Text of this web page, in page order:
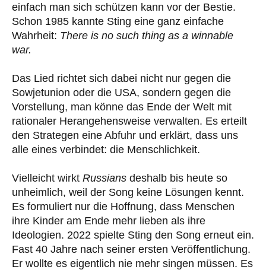
einfach man sich schützen kann vor der Bestie.
Schon 1985 kannte Sting eine ganz einfache
Wahrheit: There is no such thing as a winnable
war.
Das Lied richtet sich dabei nicht nur gegen die
Sowjetunion oder die USA, sondern gegen die
Vorstellung, man könne das Ende der Welt mit
rationaler Herangehensweise verwalten. Es erteilt
den Strategen eine Abfuhr und erklärt, dass uns
alle eines verbindet: die Menschlichkeit.
Vielleicht wirkt Russians deshalb bis heute so
unheimlich, weil der Song keine Lösungen kennt.
Es formuliert nur die Hoffnung, dass Menschen
ihre Kinder am Ende mehr lieben als ihre
Ideologien. 2022 spielte Sting den Song erneut ein.
Fast 40 Jahre nach seiner ersten Veröffentlichung.
Er wollte es eigentlich nie mehr singen müssen. Es